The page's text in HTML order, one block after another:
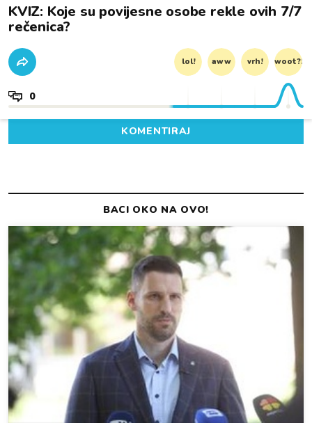
KVIZ: Koje su povijesne osobe rekle ovih 7/7
rečenica?
lol! aww vrh! woot?!
0
KOMENTIRAJ